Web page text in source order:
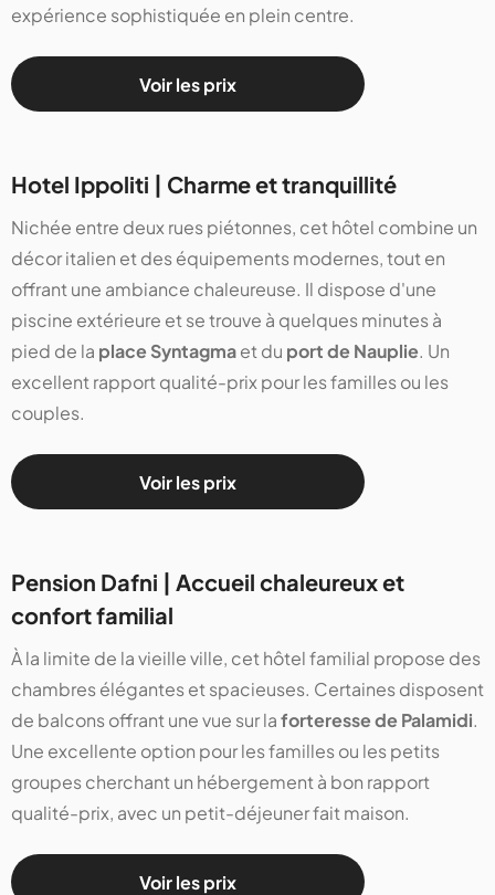
expérience sophistiquée en plein centre.
Voir les prix
Hotel Ippoliti | Charme et tranquillité
Nichée entre deux rues piétonnes, cet hôtel combine un
décor italien et des équipements modernes, tout en
offrant une ambiance chaleureuse. Il dispose d'une
piscine extérieure et se trouve à quelques minutes à
pied de la place Syntagmaet du port de Nauplie. Un
excellent rapport qualité-prix pour les familles ou les
couples.
Voir les prix
Pension Dafni | Accueil chaleureux et
confort familial
À la limite de la vieille ville, cet hôtel familial propose des
chambres élégantes et spacieuses. Certaines disposent
de balcons offrant une vue sur laforteresse de Palamidi.
Une excellente option pour les familles ou les petits
groupes cherchant un hébergement à bon rapport
qualité-prix, avec un petit-déjeuner fait maison.
Voir les prix